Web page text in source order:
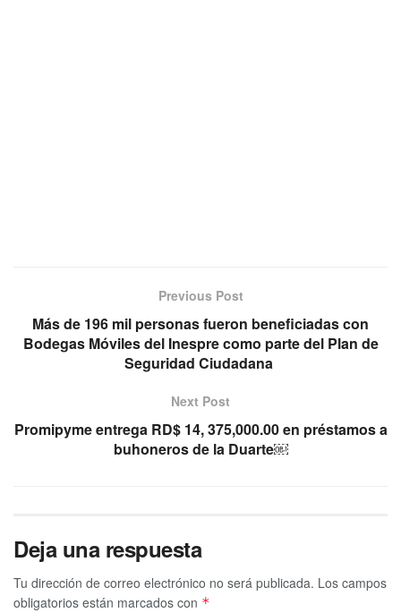
Previous Post
Más de 196 mil personas fueron beneficiadas con
Bodegas Móviles del Inespre como parte del Plan de
Seguridad Ciudadana
Next Post
Promipyme entrega RD$ 14, 375,000.00 en préstamos a
buhoneros de la Duarte￼
Deja una respuesta
Tu dirección de correo electrónico no será publicada. Los campos
obligatorios están marcados con *